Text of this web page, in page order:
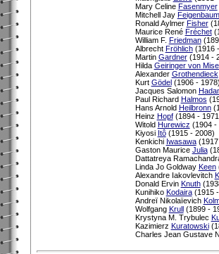
Mary Celine Fasenmyer
Mitchell Jay Feigenbaum
Ronald Aylmer Fisher
Maurice René Fréchet
William F. Friedman
Albrecht Fröhlich(1916
Martin Gardner(1914 -
Hilda Geiringer von
Alexander Grothendieck
Kurt Gödel(1906 - 1978)
Jacques Salomon
Paul Richard Halmos
Hans Arnold Heilbronn
Heinz Hopf(1894 -
Witold Hurewicz (1904 -
Kiyosi Itô(1915 - 2008)
Kenkichi Iwasawa(1917
Gaston Maurice Julia
Dattatreya
Linda Jo Goldway Keen
Alexandre Iakovlevitch
Donald Ervin Knuth
Kunihiko Kodaira(1915 -
Andreï Nikolaïevich
Wolfgang Krull(1899 -
Krystyna M. Trybulec
Kazimierz Kuratowski
Charles Jean Gustave